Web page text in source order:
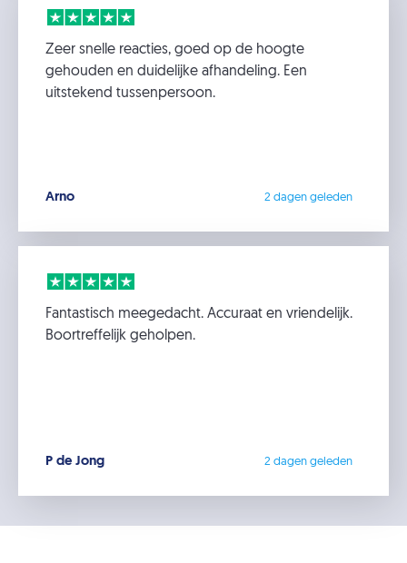
Zeer snelle reacties, goed op de hoogte
gehouden en duidelijke afhandeling. Een
uitstekend tussenpersoon.
Arno 2 dagen geleden
Fantastisch meegedacht. Accuraat en vriendelijk.
Boortreffelijk geholpen.
P de Jong 2 dagen geleden